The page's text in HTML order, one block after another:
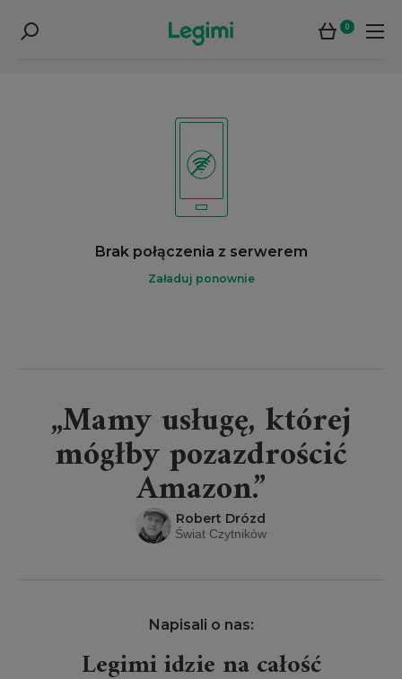
0
Brak połączenia z serwerem
Załaduj ponownie
„Mamy usługę, której
mógłby pozazdrościć
Amazon.”
Robert Drózd
Świat Czytników
Napisali o nas:
Legimi idzie na całość